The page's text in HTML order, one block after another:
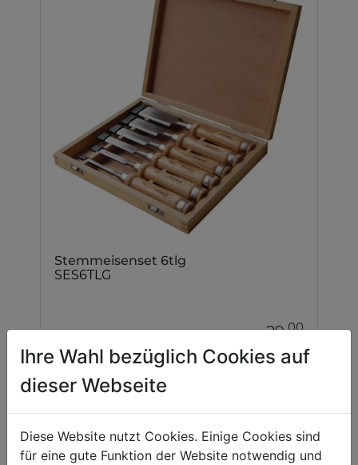
Stemmeisenset 6tlg
SES6TLG
EUR 29,00
Ihre Wahl bezüglich Cookies auf
dieser Webseite
Diese Website nutzt Cookies. Einige Cookies sind
für eine gute Funktion der Website notwendig und